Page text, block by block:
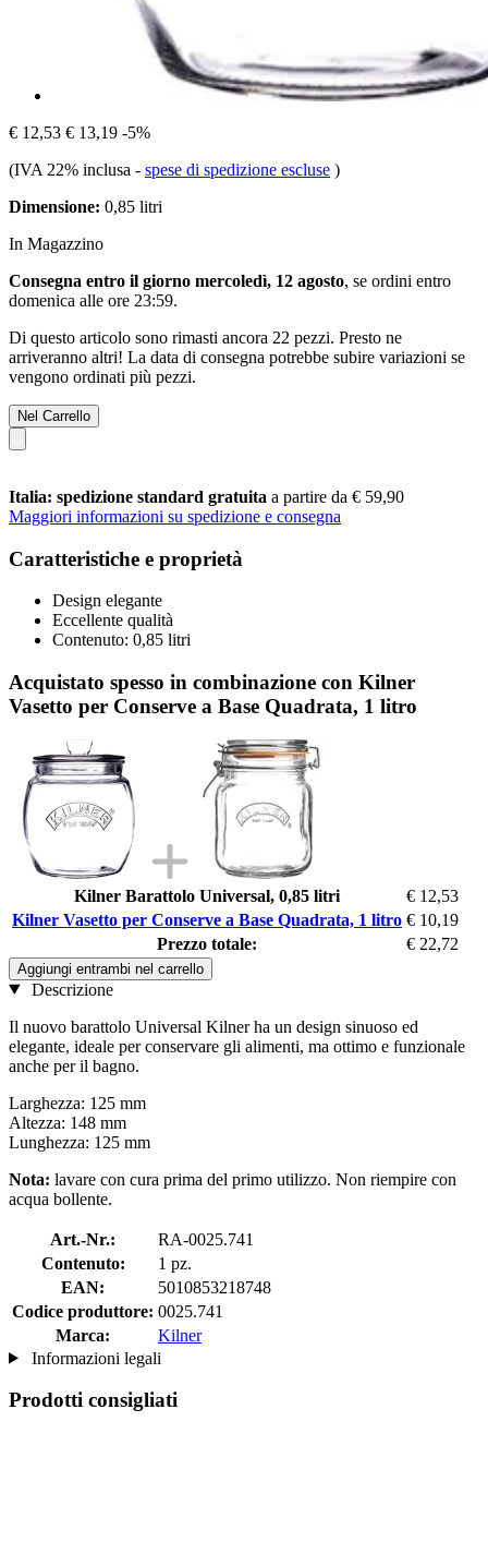
€ 12,53 € 13,19 -5%
(IVA 22% inclusa - spese di spedizione escluse )
Dimensione: 0,85 litri
In Magazzino
Consegna entro il giorno mercoledì, 12 agosto, se ordini entro
domenica alle ore 23:59.
Di questo articolo sono rimasti ancora 22 pezzi. Presto ne
arriveranno altri! La data di consegna potrebbe subire variazioni se
vengono ordinati più pezzi.
Nel Carrello
Italia: spedizione standard gratuita a partire da € 59,90
Maggiori informazioni su spedizione e consegna
Caratteristiche e proprietà
Design elegante
Eccellente qualità
Contenuto: 0,85 litri
Acquistato spesso in combinazione con Kilner
Vasetto per Conserve a Base Quadrata, 1 litro
Kilner Barattolo Universal, 0,85 litri
€ 12,53
Kilner Vasetto per Conserve a Base Quadrata, 1 litro € 10,19
Prezzo totale:
€ 22,72
Aggiungi entrambi nel carrello
Descrizione
Il nuovo barattolo Universal Kilner ha un design sinuoso ed
elegante, ideale per conservare gli alimenti, ma ottimo e funzionale
anche per il bagno.
Larghezza: 125 mm
Altezza: 148 mm
Lunghezza: 125 mm
Nota: lavare con cura prima del primo utilizzo. Non riempire con
acqua bollente.
Art.-Nr.:
RA-0025.741
Contenuto:
1 pz.
EAN:
5010853218748
Codice produttore: 0025.741
Marca:
Kilner
Informazioni legali
Prodotti consigliati